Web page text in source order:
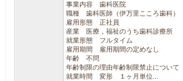
事業内容 歯科医院
職種 歯科医師（伊万里こころ歯科）
雇用形態 正社員
産業 医療，福祉のうち歯科診療所
就業形態 フルタイム
雇用期間 雇用期間の定めなし
年齢 不問
年齢制限の理由年齢制限禁止について
就業時間 変形 １ヶ月単位...